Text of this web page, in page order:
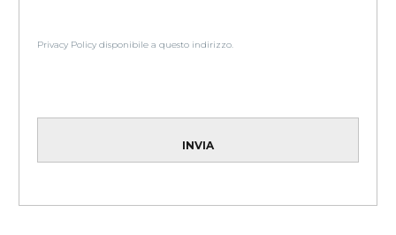
Privacy Policy disponibile a questo indirizzo.